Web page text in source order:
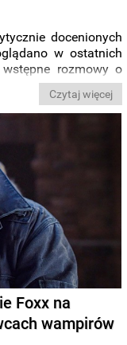
docenionych
w ostatnich
rozmowy o
pomysłów na
Chadowi
Czytaj więcej
Foxx na
wampirów